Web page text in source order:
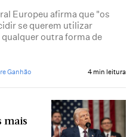
Europeu afirma que "os
se querem utilizar
outra forma de
Ganhão 4 min leitura
mais